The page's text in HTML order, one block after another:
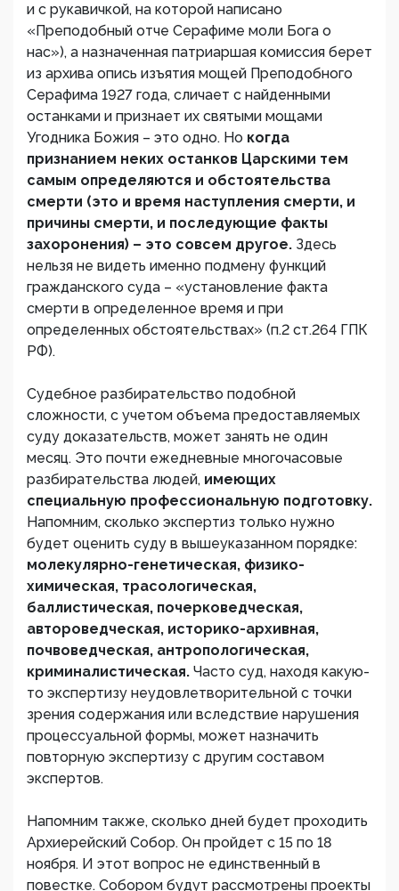
и с рукавичкой, на которой написано
«Преподобный отче Серафиме моли Бога о
нас»), а назначенная патриаршая комиссия берет
из архива опись изъятия мощей Преподобного
Серафима 1927 года, сличает с найденными
останками и признает их святыми мощами
Угодника Божия – это одно. Но когда
признанием неких останков Царскими тем
самым определяются и обстоятельства
смерти (это и время наступления смерти, и
причины смерти, и последующие факты
захоронения) – это совсем другое. Здесь
нельзя не видеть именно подмену функций
гражданского суда – «установление факта
смерти в определенное время и при
определенных обстоятельствах» (п.2 ст.264 ГПК
РФ).
Судебное разбирательство подобной
сложности, с учетом объема предоставляемых
суду доказательств, может занять не один
месяц. Это почти ежедневные многочасовые
разбирательства людей, имеющих
специальную профессиональную подготовку.
Напомним, сколько экспертиз только нужно
будет оценить суду в вышеуказанном порядке:
молекулярно-генетическая, физико-
химическая, трасологическая,
баллистическая, почерковедческая,
автороведческая, историко-архивная,
почвоведческая, антропологическая,
криминалистическая. Часто суд, находя какую-
то экспертизу неудовлетворительной с точки
зрения содержания или вследствие нарушения
процессуальной формы, может назначить
повторную экспертизу с другим составом
экспертов.
Напомним также, сколько дней будет проходить
Архиерейский Собор. Он пройдет с 15 по 18
ноября. И этот вопрос не единственный в
повестке. Собором будут рассмотрены проекты